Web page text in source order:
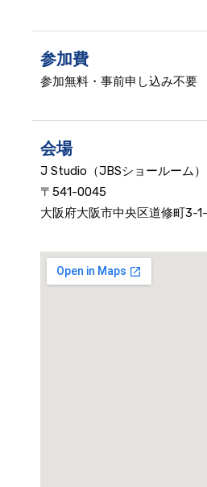
参加費
参加無料・事前申し込み不要
会場
J Studio（JBSショールーム）
〒541-0045
大阪府大阪市中央区道修町3-